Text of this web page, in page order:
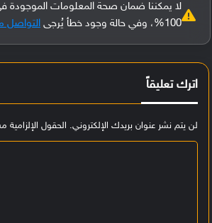
لا يمكننا ضمان صحة المعلومات الموجودة
100%، وفي حالة وجود خطأ يُرجى
التواصل
اترك تعليقاً
لن يتم نشر عنوان بريدك الإلكتروني. الحقول الإلزامية